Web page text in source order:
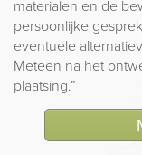
materialen en de
persoonlijke
eventuele
Meteen na het
plaatsing.”